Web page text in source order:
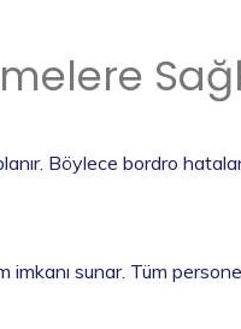
Böylece bordro
sunar. Tüm